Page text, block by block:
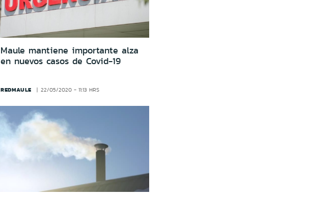
Maule mantiene importante alza
en nuevos casos de Covid-19
REDMAULE 22/05/2020 - 11:13 HRS